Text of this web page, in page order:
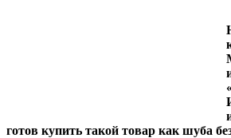
готов купить такой товар как шуба